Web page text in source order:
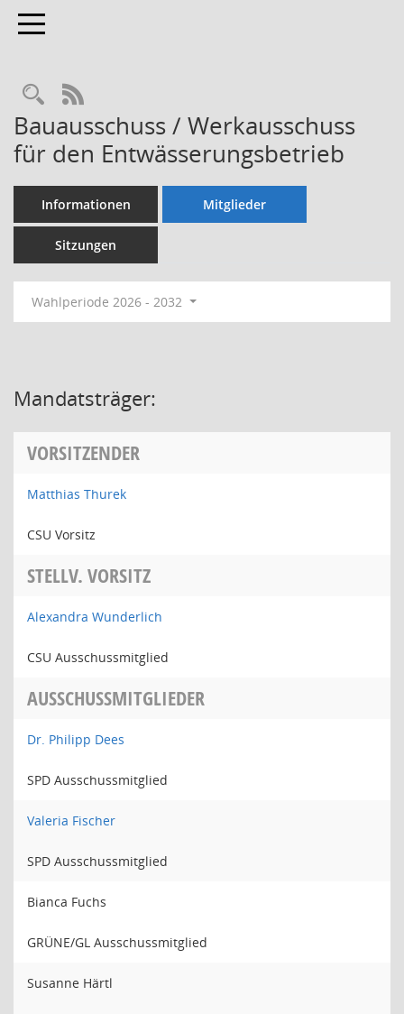
Toggle navigation
Rechercheauswahl
RSS-Feed
Bauausschuss / Werkausschuss
für den Entwässerungsbetrieb
Informationen Mitglieder
Sitzungen
Wahlperiode 2026 - 2032
Mandatsträger:
VORSITZENDER
Matthias Thurek
CSU Vorsitz
STELLV. VORSITZ
Alexandra Wunderlich
CSU Ausschussmitglied
AUSSCHUSSMITGLIEDER
Dr. Philipp Dees
SPD Ausschussmitglied
Valeria Fischer
SPD Ausschussmitglied
Bianca Fuchs
GRÜNE/GL Ausschussmitglied
Susanne Härtl